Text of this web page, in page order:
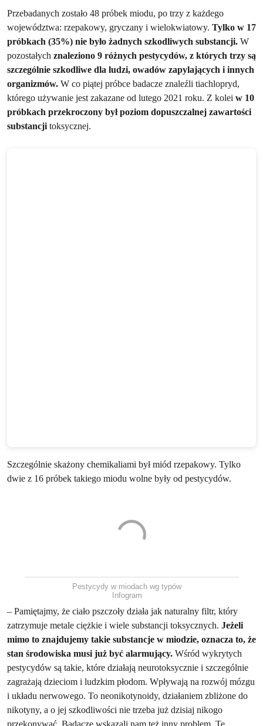
Przebadanych zostało 48 próbek miodu, po trzy z każdego
województwa: rzepakowy, gryczany i wielokwiatowy. Tylko w 17
próbkach (35%) nie było żadnych szkodliwych substancji. W
pozostałych znaleziono 9 różnych pestycydów, z których trzy są
szczególnie szkodliwe dla ludzi, owadów zapylających i innych
organizmów. W co piątej próbce badacze znaleźli tiachlopryd,
którego używanie jest zakazane od lutego 2021 roku. Z kolei w 10
próbkach przekroczony był poziom dopuszczalnej zawartości
substancjitoksycznej.
Szczególnie skażony chemikaliami był miód rzepakowy. Tylko
dwie z 16 próbek takiego miodu wolne były od pestycydów.
Pestycydy w miodach wg typów
Infogram
– Pamiętajmy, że ciało pszczoły działa jak naturalny filtr, który
zatrzymuje metale ciężkie i wiele substancji toksycznych. Jeżeli
mimo to znajdujemy takie substancje w miodzie, oznacza to, że
stan środowiska musi już być alarmujący. Wśród wykrytych
pestycydów są takie, które działają neurotoksycznie i szczególnie
zagrażają dzieciom i ludzkim płodom. Wpływają na rozwój mózgu
i układu nerwowego. To neonikotynoidy, działaniem zbliżone do
nikotyny, a o jej szkodliwości nie trzeba już dzisiaj nikogo